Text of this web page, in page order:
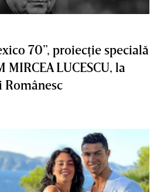
70”, proiecţie specială
MIRCEA LUCESCU, la